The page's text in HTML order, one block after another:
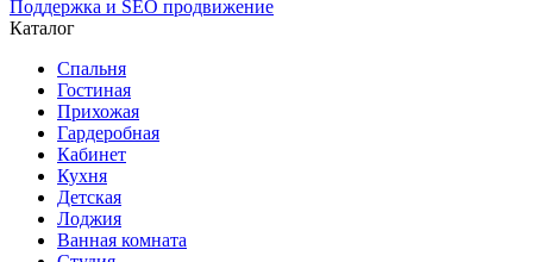
Поддержка и SEO продвижение
Каталог
Спальня
Гостиная
Прихожая
Гардеробная
Кабинет
Кухня
Детская
Лоджия
Ванная комната